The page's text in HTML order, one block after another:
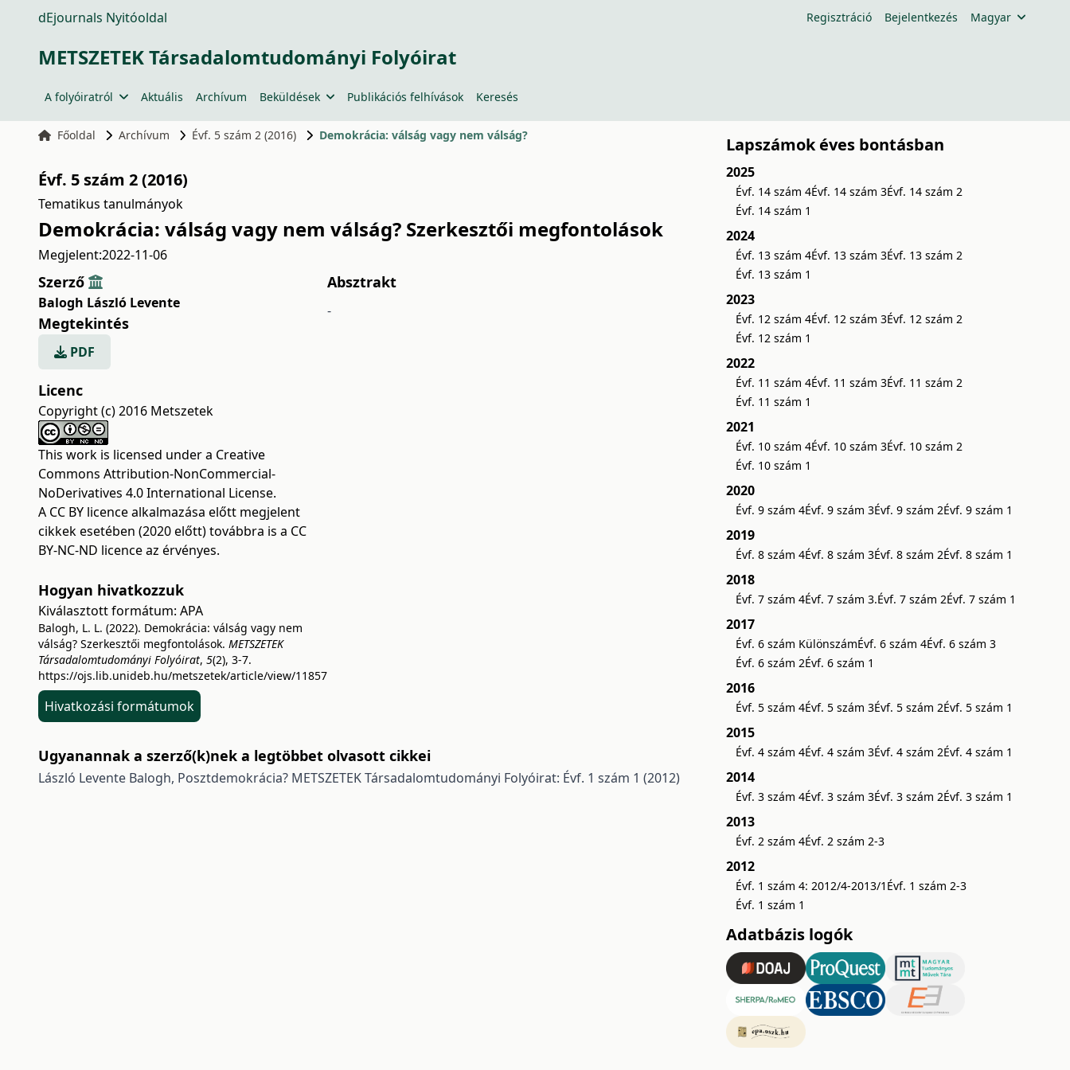
dEjournals Nyitóoldal Regisztráció Bejelentkezés Magyar
METSZETEK Társadalomtudományi Folyóirat
A folyóiratról Aktuális Archívum Beküldések Publikációs felhívások Keresés
Főoldal Archívum Évf. 5 szám 2 (2016) Demokrácia: válság vagy nem válság?
Évf. 5 szám 2 (2016)
Tematikus tanulmányok
Demokrácia: válság vagy nem válság? Szerkesztői megfontolások
Megjelent:2022-11-06
Szerző
Balogh László Levente
Megtekintés
PDF
Licenc
Copyright (c) 2016 Metszetek
This work is licensed under a Creative
Commons Attribution-NonCommercial-
NoDerivatives 4.0 International License.
A CC BY licence alkalmazása előtt megjelent
cikkek esetében (2020 előtt) továbbra is a CC
BY-NC-ND licence az érvényes.
Hogyan hivatkozzuk
Kiválasztott formátum: APA
Balogh, L. L. (2022). Demokrácia: válság vagy nem
válság? Szerkesztői megfontolások. METSZETEK
Társadalomtudományi Folyóirat, 5(2), 3-7.
https://ojs.lib.unideb.hu/metszetek/article/view/11857
Hivatkozási formátumok
Absztrakt
-
Ugyanannak a szerző(k)nek a legtöbbet olvasott cikkei
László Levente Balogh, Posztdemokrácia? METSZETEK Társadalomtudományi Folyóirat: Évf. 1 szám 1 (2012)
Lapszámok éves bontásban
2025
Évf. 14 szám 4Évf. 14 szám 3Évf. 14 szám 2
Évf. 14 szám 1
2024
Évf. 13 szám 4Évf. 13 szám 3Évf. 13 szám 2
Évf. 13 szám 1
2023
Évf. 12 szám 4Évf. 12 szám 3Évf. 12 szám 2
Évf. 12 szám 1
2022
Évf. 11 szám 4Évf. 11 szám 3Évf. 11 szám 2
Évf. 11 szám 1
2021
Évf. 10 szám 4Évf. 10 szám 3Évf. 10 szám 2
Évf. 10 szám 1
2020
Évf. 9 szám 4Évf. 9 szám 3Évf. 9 szám 2Évf. 9 szám 1
2019
Évf. 8 szám 4Évf. 8 szám 3Évf. 8 szám 2Évf. 8 szám 1
2018
Évf. 7 szám 4Évf. 7 szám 3.Évf. 7 szám 2Évf. 7 szám 1
2017
Évf. 6 szám KülönszámÉvf. 6 szám 4Évf. 6 szám 3
Évf. 6 szám 2Évf. 6 szám 1
2016
Évf. 5 szám 4Évf. 5 szám 3Évf. 5 szám 2Évf. 5 szám 1
2015
Évf. 4 szám 4Évf. 4 szám 3Évf. 4 szám 2Évf. 4 szám 1
2014
Évf. 3 szám 4Évf. 3 szám 3Évf. 3 szám 2Évf. 3 szám 1
2013
Évf. 2 szám 4Évf. 2 szám 2-3
2012
Évf. 1 szám 4: 2012/4-2013/1 Évf. 1 szám 2-3
Évf. 1 szám 1
Adatbázis logók